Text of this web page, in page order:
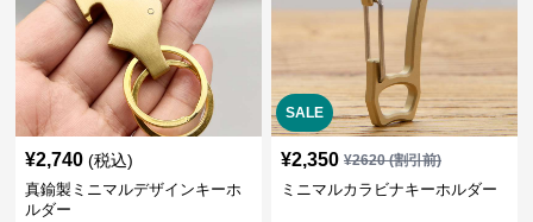
¥2,740 (税込)
真鍮製ミニマルデザインキーホ
ルダー
SALE
¥2,350 ¥2620(割引前)
ミニマルカラビナキーホルダー